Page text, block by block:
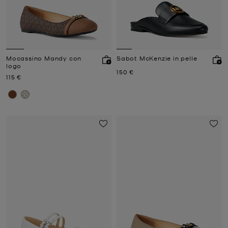
Mocassino Mandy con
logo
Prezzo attuale
115 €
Sabot McKenzie in pelle
Prezzo attuale
150 €